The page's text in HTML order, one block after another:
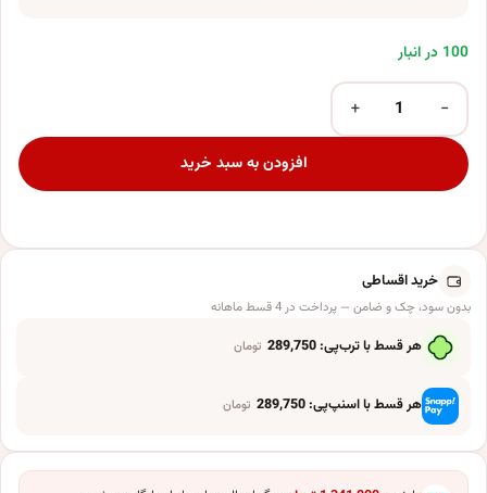
100 در انبار
ماگ طرح فانتزی مدل kp-317 عدد
−
+
افزودن به سبد خرید
خرید اقساطی
بدون سود، چک و ضامن — پرداخت در 4 قسط ماهانه
هر قسط با ترب‌پی:289,750 تومان
هر قسط با اسنپ‌پی:289,750 تومان